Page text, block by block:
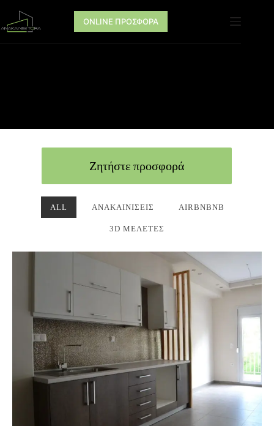
ONLINE ΠΡΟΣΦΟΡΑ
Ζητήστε προσφορά
ALL ΑΝΑΚΑΙΝΊΣΕΙΣ AIRBNBNB
3D ΜΕΛΈΤΕΣ